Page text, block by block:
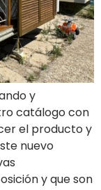
y
catálogo con
el producto y
nuevo
y que son